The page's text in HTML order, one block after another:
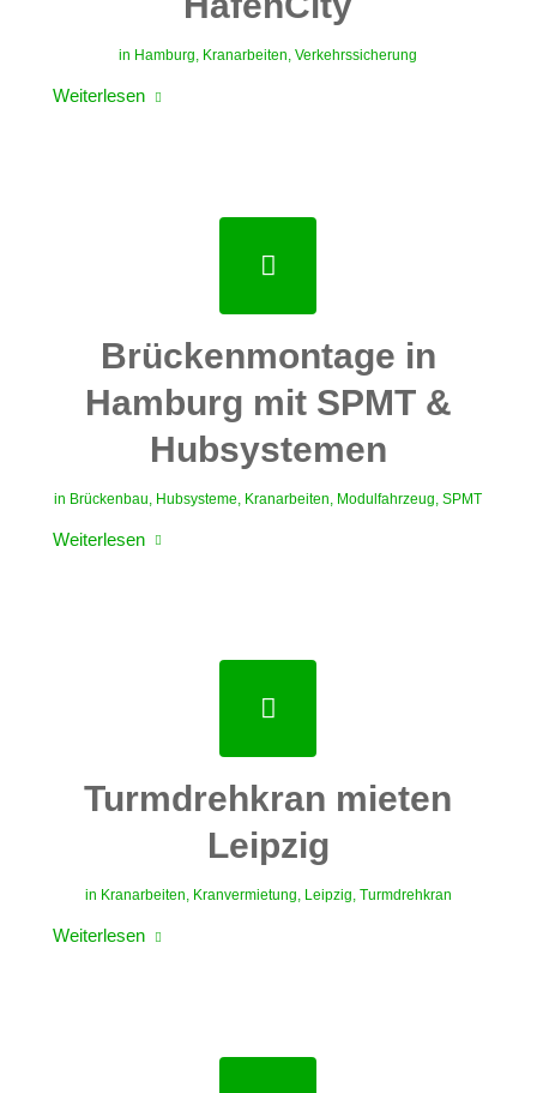
in Hamburg, Kranarbeiten,Verkehrssicherung
Weiterlesen
Brückenmontage in
Hamburg mit SPMT &
Hubsystemen
in Brückenbau Hubsysteme Kranarbeiten Modulfahrzeug ,SPMT
Weiterlesen
Turmdrehkran mieten
Leipzig
in Kranarbeiten, Kranvermietung, Leipzig, Turmdrehkran
Weiterlesen